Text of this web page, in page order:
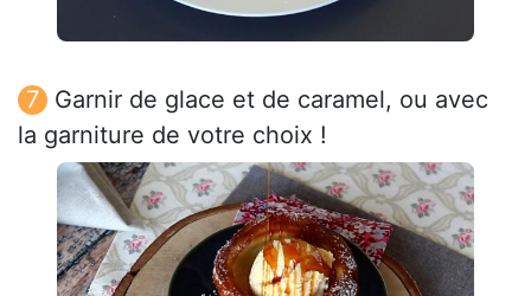
Garnir de glace et de caramel, ou avec
la garniture de votre choix !